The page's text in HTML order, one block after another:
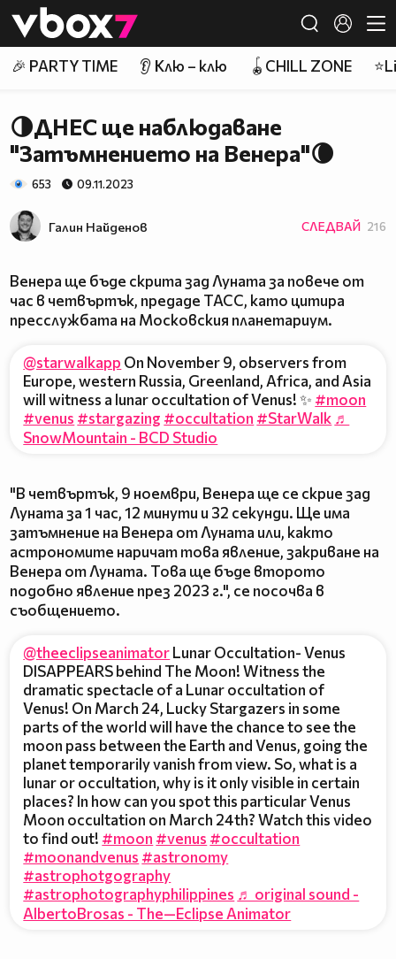
👾
🎉 PARTY TIME 👂 Клю – клю 🪀CHILL ZONE
🌗ДНЕС ще наблюдаване
"Затъмнението на Венера"🌘
653 09.11.2023
Галин Найденов СЛЕДВАЙ 216
Венера ще бъде скрита зад Луната за повече от
час в четвъртък, предаде ТАСС, като цитира
пресслужбата на Московския планетариум.
@starwalkapp On November 9, observers from
Europe, western Russia, Greenland, Africa, and Asia
will witness a lunar occultation of Venus! ✨ #moon
#venus #stargazing #occultation #StarWalk ♬
SnowMountain - BCD Studio
"В четвъртък, 9 ноември, Венера ще се скрие зад
Луната за 1 час, 12 минути и 32 секунди. Ще има
затъмнение на Венера от Луната или, както
астрономите наричат това явление, закриване на
Венера от Луната. Това ще бъде второто
подобно явление през 2023 г.", се посочва в
съобщението.
@theeclipseanimatorLunar Occultation- Venus
DISAPPEARS behind The Moon! Witness the
dramatic spectacle of a Lunar occultation of
Venus! On March 24, Lucky Stargazers in some
parts of the world will have the chance to see the
moon pass between the Earth and Venus, going the
planet temporarily vanish from view. So, what is a
lunar or occultation, why is it only visible in certain
places? In how can you spot this particular Venus
Moon occultation on March 24th? Watch this video
to find out! #moon #venus #occultation
#moonandvenus #astronomy
#astrophotgography
#astrophotographyphilippines ♬ original sound -
AlbertoBrosas - The—Eclipse Animator